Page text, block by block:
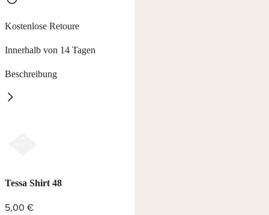
Kostenlose Retoure
Innerhalb von 14 Tagen
Beschreibung
Tessa Shirt 48
5,00 €